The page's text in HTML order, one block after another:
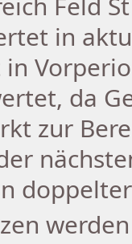
in
da
zur